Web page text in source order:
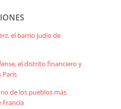
el barrio judío de
el distrito financiero y
París
de los pueblos más
Francia